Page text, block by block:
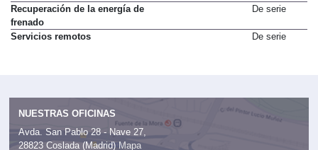
IconicSounds Electric
De serie
Recuperación de la energía de
frenado
NUESTRAS OFICINAS
Avda. San Pablo 28 - Nave 27,